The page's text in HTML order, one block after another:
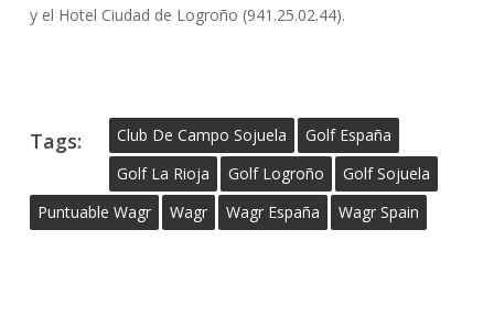
y el Hotel Ciudad de Logroño (941.25.02.44).
Tags: Club De Campo Sojuela
Golf España
Golf La Rioja
Golf Logroño
Golf Sojuela
Puntuable Wagr
Wagr Wagr España Wagr Spain